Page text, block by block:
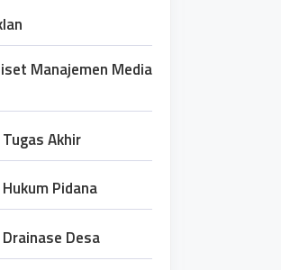
Manajemen Media
Akhir
Pidana
Desa